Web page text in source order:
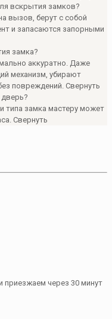
вскрытия замков?
вызов, берут с собой
и запасаются запорными
замка?
аккуратно. Даже
механизм, убирают
повреждений. Свернуть
типа замка мастеру может
Свернуть
приезжаем через 30 минут